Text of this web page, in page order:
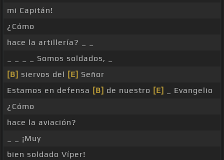
mi Capitán!
¿Cómo
hace la artillería? _ _
_ _ _ _ Somos soldados, _
[B] siervos del [E] Señor
Estamos en defensa [B] de nuestro [E]
_ Evangelio
¿Cómo
hace la aviación?
_ _ ¡Muy
bien soldado Víper!